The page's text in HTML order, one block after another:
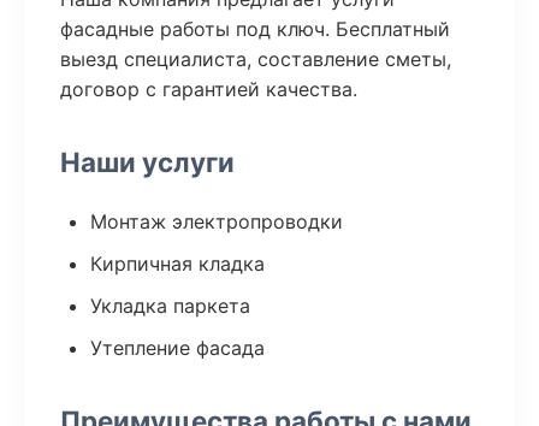
фасадные работы под ключ. Бесплатный
выезд специалиста, составление сметы,
договор с гарантией качества.
Наши услуги
Монтаж электропроводки
Кирпичная кладка
Укладка паркета
Утепление фасада